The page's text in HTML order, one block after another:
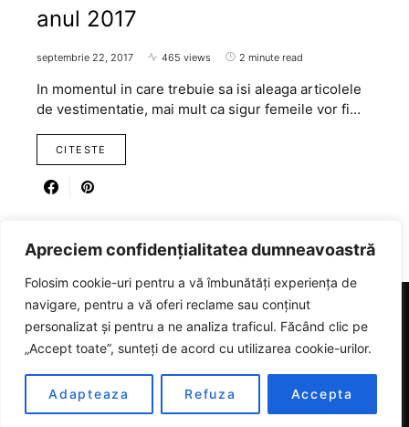
Apreciem confidențialitatea dumneavoastră
Folosim cookie-uri pentru a vă îmbunătăți experiența de
navigare, pentru a vă oferi reclame sau conținut
personalizat și pentru a ne analiza traficul. Făcând clic pe
„Accept toate”, sunteți de acord cu utilizarea cookie-urilor.
Adapteaza Refuza Accepta
anul 2017
septembrie 22, 2017 465 views 2 minute read
In momentul in care trebuie sa isi aleaga articolele
de vestimentatie, mai mult ca sigur femeile vor fi…
CITESTE
RICARTER